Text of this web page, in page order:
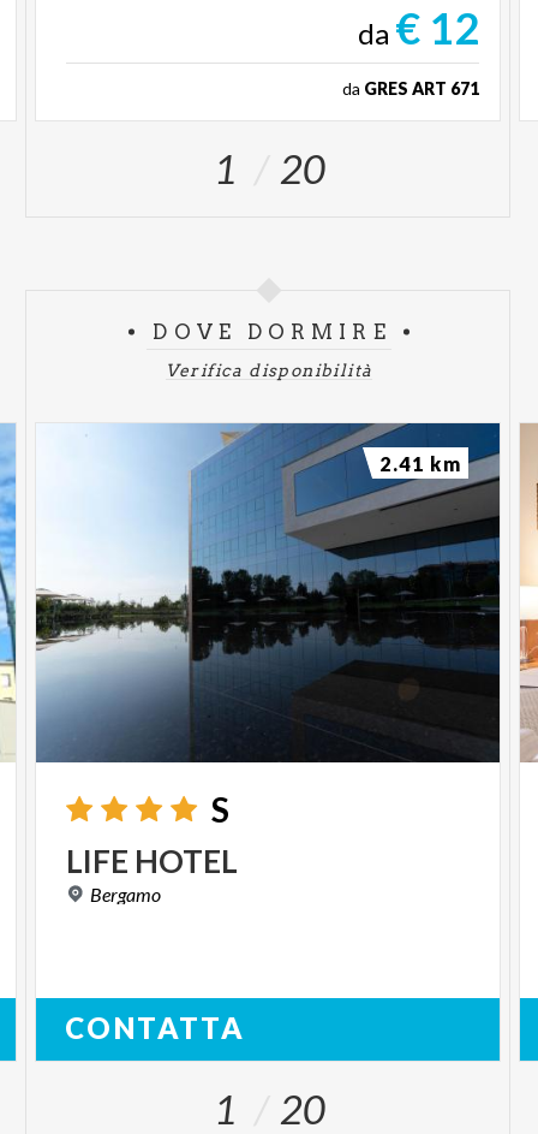
da € 12
da GRES ART 671
1 20
DOVE DORMIRE
Verifica disponibilità
S
LIFE HOTEL
Bergamo
CONTATTA
2.41 km
1 20